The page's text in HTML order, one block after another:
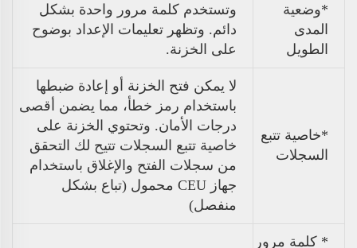
*وضعية
المدى
الطويل
وتستخدم كلمة مرور واحدة بشكل
دائم. وتظهر تعليمات الإعداد بوضوح
على الخزنة.
*خاصية تتبع
السجلات
لا يمكن فتح الخزنة أو إعادة ضبطها
باستخدام رمز خطأ، مما يضمن أقصى
درجات الأمان. وتحتوي الخزنة على
خاصية تتبع السجلات تتيح لك التحقق
من سجلات الفتح والإغلاق باستخدام
جهاز CEU محمول (تباع بشكل
منفصل)
* كلمة مرور